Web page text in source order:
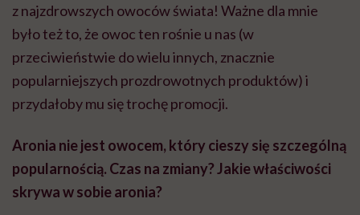
z najzdrowszych owoców świata! Ważne dla mnie
było też to, że owoc ten rośnie u nas (w
przeciwieństwie do wielu innych, znacznie
popularniejszych prozdrowotnych produktów) i
przydałoby mu się trochę promocji.
Aronia nie jest owocem, który cieszy się szczególną
popularnością. Czas na zmiany? Jakie właściwości
skrywa w sobie aronia?